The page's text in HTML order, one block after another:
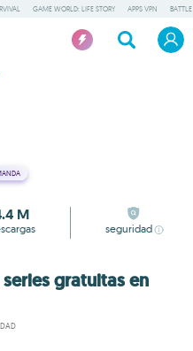
GAME WORLD: LIFE STORY APPS VPN
M
seguridad
gratuitas en